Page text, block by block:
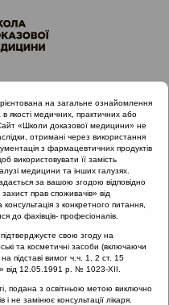
алергія в умовах пандемії
на загальне ознайомлення
медичних, практичних або
«Школи доказової медицини» не
отримані через використання
з фармацевтичних продуктів
використовувати її замість
медицини та інших галузях.
за вашою згодою відповідно
прав споживачів» від
з конкретного питання,
до фахівців- професіоналів.
свою згоду на
та косметичні засоби (включаючи
підставі вимог ч.ч. 1, 2 ст. 15
від 12.05.1991 р. № 1023-XII.
подана з освітньою метою виключно
не замінює консультації лікаря.